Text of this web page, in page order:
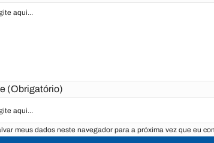
(Obrigatório)
meus dados neste navegador para a próxima vez que eu